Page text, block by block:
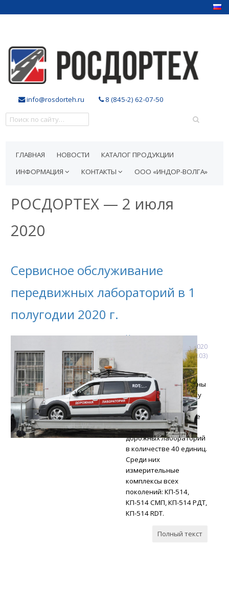
info@rosdorteh.ru 8 (845-2) 62-07-50
ГЛАВНАЯ НОВОСТИ
КАТАЛОГ ПРОДУКЦИИ
ИНФОРМАЦИЯ
КОНТАКТЫ ООО «ИНДОР-ВОЛГА»
РОСДОРТЕХ — 2 июля
2020
Сервисное обслуживание
передвижных лабораторий в 1
полугодии 2020 г.
Новости
июля 2020
(15:19:03)
За первое полугодие
2020 г. были проведены
работы по сервисному
обслуживанию,
калибровке и поверке
передвижных
дорожных лабораторий
в количестве 40 единиц.
Среди них
измерительные
комплексы всех
поколений: КП-514,
КП-514 СМП, КП-514 РДТ,
КП-514 RDT.
Полный текст